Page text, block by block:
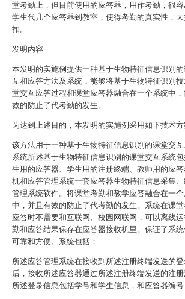
堂考勤上，但目前使用的应答器，用作考勤，很
学生代几个应答器到教室，使得考勤的真实性，
扣。
发明内容
本发明的实施例提供一种基于生物特征信息识别
互和应答方法及系统，能够将基于生物特征识别
堂交互应答过程和课堂应答器融合在一个系统中
效的防止了代考勤的发生。
为达到上述目的，本发明的实施例采用如下技术方
该方法用于一种基于生物特征信息识别的课堂交互
系统所述基于生物特征信息识别的课堂交互系统
生用的应答器、学生用的注册终端、教师用的应
机和应答管理系统一套应答器生物特征信息采集
管理系统软件。将课堂考勤和教学应答融合在一
中，并且有效的防止了代考勤的发生。系统在课
应答时不需要和互联网、校园网联网，可以离线
勤和应答结果保存在应答器接收机里。保证了系
可靠和方便。系统包括：
所述应答管理系统在接收到所述注册终端发送的
后，接收所述应答器通过所述注册终端发送的注册
所述登录信息包括学号和学生信息，和应答器编号